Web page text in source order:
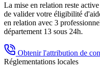
La mise en relation reste
de valider votre éligibilité
en relation avec 3
département 13 sous 24h.
Obtenir l'attribution de
Réglementations locales